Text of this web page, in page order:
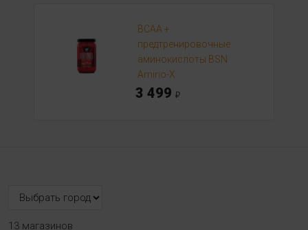
BCAA +
предтренировочные
аминокислоты BSN
Amino-X
3 499
13 магазинов